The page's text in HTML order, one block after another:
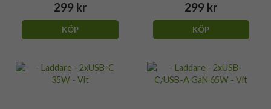
299 kr
KÖP
299 kr
KÖP